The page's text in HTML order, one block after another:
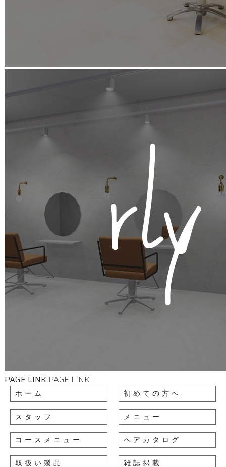
PAGE LINK PAGE LINK
ホーム 初めての方へ
スタッフ メニュー
コースメニュー ヘアカタログ
取扱い製品 雑誌掲載